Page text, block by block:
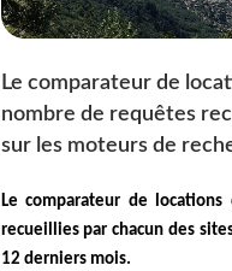
Le comparateur de
nombre de requêtes
sur les moteurs de
Le comparateur de
recueillies par chacun des
12 derniers mois.